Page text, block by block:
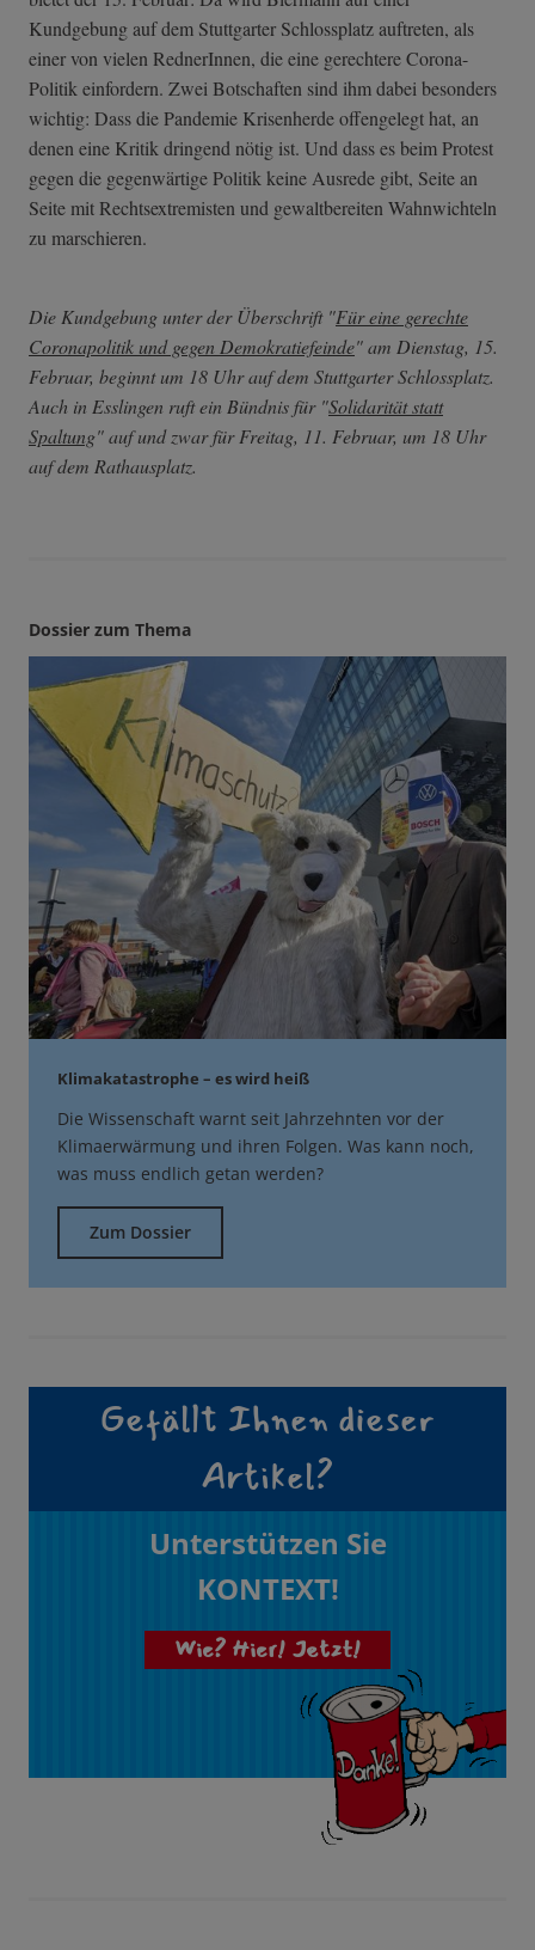
Kundgebung auf dem Stuttgarter Schlossplatz auftreten, als
einer von vielen RednerInnen, die eine gerechtere Corona-
Politik einfordern. Zwei Botschaften sind ihm dabei besonders
wichtig: Dass die Pandemie Krisenherde offengelegt hat, an
denen eine Kritik dringend nötig ist. Und dass es beim Protest
gegen die gegenwärtige Politik keine Ausrede gibt, Seite an
Seite mit Rechtsextremisten und gewaltbereiten Wahnwichteln
zu marschieren.
Die Kundgebung unter der Überschrift "Für eine gerechte
Coronapolitik und gegen Demokratiefeinde" am Dienstag, 15.
Februar, beginnt um 18 Uhr auf dem Stuttgarter Schlossplatz.
Auch in Esslingen ruft ein Bündnis für "Solidarität statt
Spaltung" auf und zwar für Freitag, 11. Februar, um 18 Uhr
auf dem Rathausplatz.
Dossier zum Thema
Klimakatastrophe – es wird heiß
Die Wissenschaft warnt seit Jahrzehnten vor der
Klimaerwärmung und ihren Folgen. Was kann noch,
was muss endlich getan werden?
Zum Dossier
Gefällt Ihnen dieser
Artikel?
Unterstützen Sie
KONTEXT!
Wie? Hier! Jetzt!